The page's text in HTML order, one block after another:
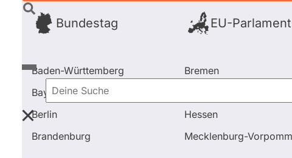
Bundestag EU-Parlament
Baden-Württemberg
Bayern
Berlin
Brandenburg
Bremen
Hessen
Mecklenburg-
Deine
Suche
Startseite Bremen Abstimmungen Antrag gegen